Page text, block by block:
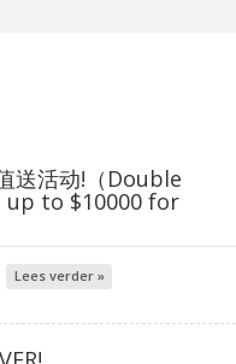
送活动!（Double
up to $10000 for
Lees verder »